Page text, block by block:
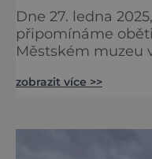
Dne 27. ledna
připomínáme
Městském muzeu
nacisty zničena v roce 1938.
některé události
zobrazit více >>